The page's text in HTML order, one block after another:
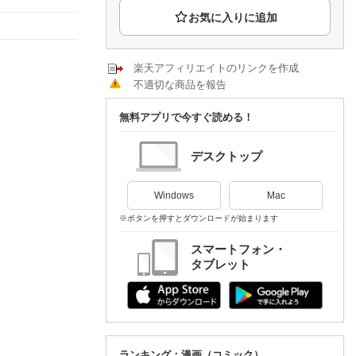
エンタメニュース
推し楽
楽天アフィリエイトのリンクを作成
不適切な商品を報告
無料アプリで今すぐ読める！
デスクトップ
Windows Mac
※ボタンを押すとダウンロードが始まります
スマートフォン・
タブレット